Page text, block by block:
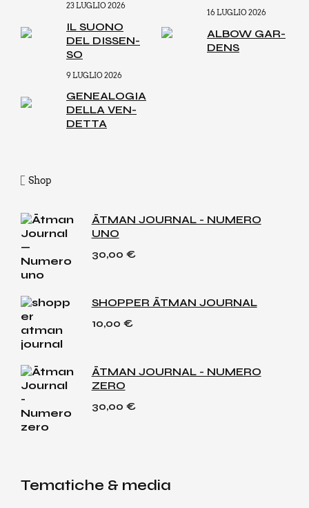
23 LUGLIO 2026
IL SUO­NO
DEL DIS­SEN­
SO
16 LUGLIO 2026
ALBOW GAR­
DENS
9 LUGLIO 2026
GENEA­LO­GIA
DEL­LA VEN­
DET­TA
Shop
ĀTMAN JOURNAL - NUMERO
UNO
30,00 €
SHOPPER ĀTMAN JOURNAL
10,00 €
ĀTMAN JOURNAL - NUMERO
ZERO
30,00 €
Tematiche & media